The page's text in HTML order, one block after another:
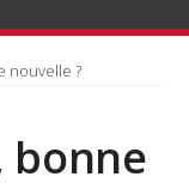
nouvelle ?
bonne